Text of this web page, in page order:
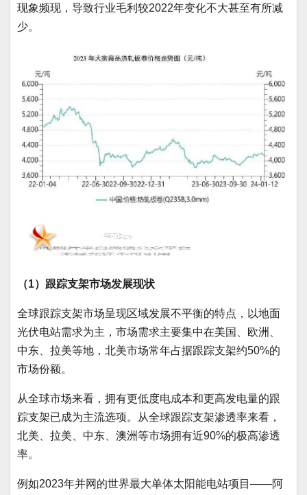
现象频现，导致行业毛利较2022年变化不大甚至有所减
少。
3、跟踪支架行业发展情况
（1）跟踪支架市场发展现状
全球跟踪支架市场呈现区域发展不平衡的特点，以地面
光伏电站需求为主，市场需求主要集中在美国、欧洲、
中东、拉美等地，北美市场常年占据跟踪支架约50%的
市场份额。
从全球市场来看，拥有更低度电成本和更高发电量的跟
踪支架已成为主流选项。从全球跟踪支架渗透率来看，
北美、拉美、中东、澳洲等市场拥有近90%的极高渗透
率。
例如2023年并网的世界最大单体太阳能电站项目——阿